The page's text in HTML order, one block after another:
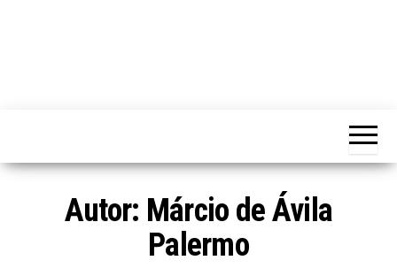
Autor: Márcio de Ávila
Palermo